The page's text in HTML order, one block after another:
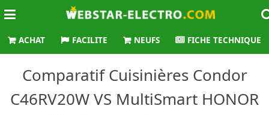
ACHAT FACILITE NEUFS FICHE TECHNIQUE
Comparatif Cuisinières Condor
C46RV20W VS MultiSmart HONOR